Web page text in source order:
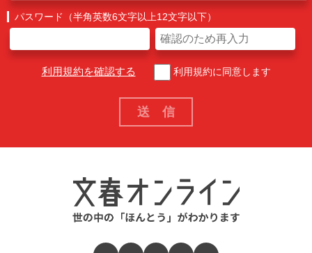
パスワード（半角英数6文字以上12文字以下）
利用規約を確認する 利用規約に同意します